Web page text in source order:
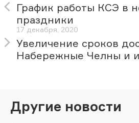
График работы КСЭ в
праздники
17 декабря, 2020
Увеличение сроков
Набережные Челны и
Другие новости